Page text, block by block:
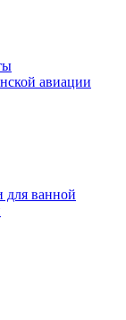
авиации
для ванной